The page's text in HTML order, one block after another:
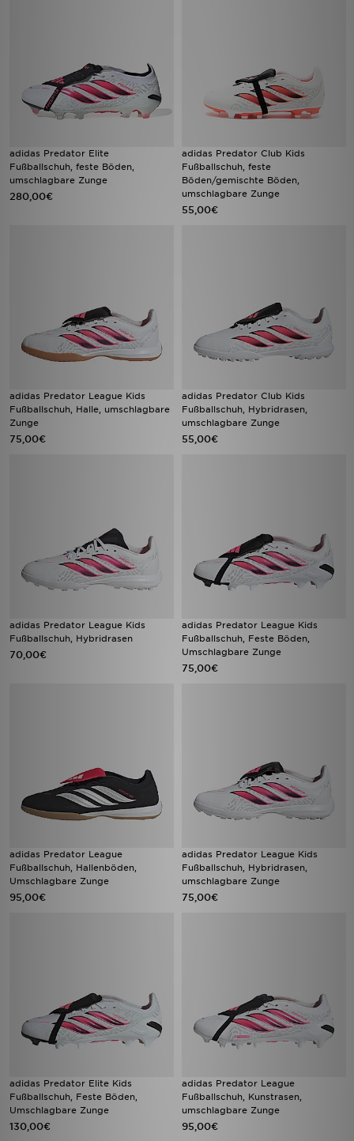
adidas Predator Elite
Fußballschuh, feste Böden,
umschlagbare Zunge
280,00€
adidas Predator Club Kids
Fußballschuh, feste
Böden/gemischte Böden,
umschlagbare Zunge
55,00€
adidas Predator League Kids
Fußballschuh, Halle, umschlagbare
Zunge
75,00€
adidas Predator Club Kids
Fußballschuh, Hybridrasen,
umschlagbare Zunge
55,00€
adidas Predator League Kids
Fußballschuh, Hybridrasen
70,00€
adidas Predator League Kids
Fußballschuh, Feste Böden,
Umschlagbare Zunge
75,00€
adidas Predator League
Fußballschuh, Hallenböden,
Umschlagbare Zunge
95,00€
adidas Predator League Kids
Fußballschuh, Hybridrasen,
umschlagbare Zunge
75,00€
adidas Predator Elite Kids
Fußballschuh, Feste Böden,
Umschlagbare Zunge
130,00€
adidas Predator League
Fußballschuh, Kunstrasen,
umschlagbare Zunge
95,00€